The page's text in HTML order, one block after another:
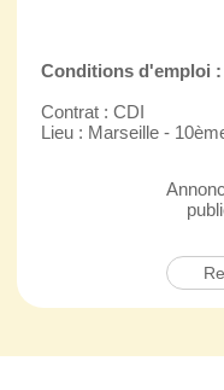
Conditions d'emploi :
Contrat : CDI
Lieu : Marseille -